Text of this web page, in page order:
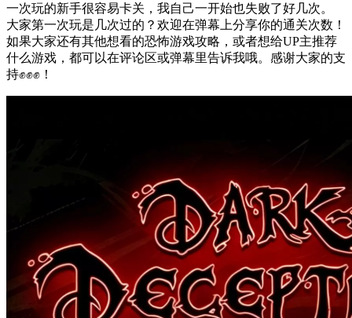
一次玩的新手很容易卡关，我自己一开始也失败了好几次。
大家第一次玩是几次过的？欢迎在弹幕上分享你的通关次数！
如果大家还有其他想看的恐怖游戏攻略，或者想给UP主推荐
什么游戏，都可以在评论区或弹幕里告诉我哦。感谢大家的支
持✊✊✊！